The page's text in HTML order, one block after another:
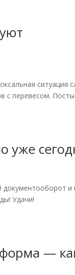
ситуация
с перевесом. Посты
уже
документооборот и
Удачи!
—